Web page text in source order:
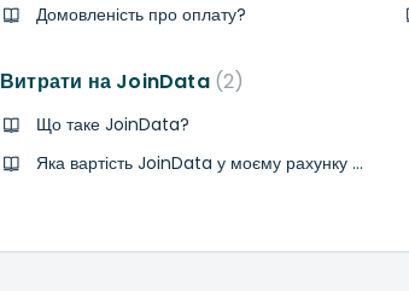
Домовленість про оплату?
Витрати на JoinData 2
Що таке JoinData?
Яка вартість JoinData у моєму рахунку AgroVision?